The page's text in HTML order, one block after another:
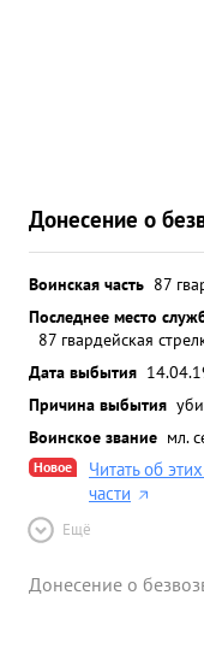
Донесение о
Воинская часть 87
Последнее место
87 гвардейская
Дата выбытия
Причина выбытия
Воинское звание мл.
Новое
Читать об
части
Ещё
Донесение о